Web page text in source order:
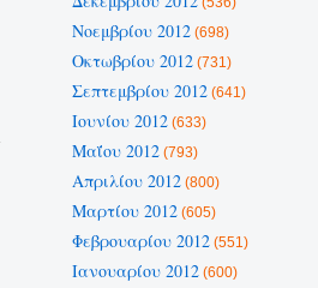
Νοεμβρίου 2012(698)
Οκτωβρίου 2012(731)
Σεπτεμβρίου 2012(641)
Ιουνίου 2012(633)
Μαΐου 2012(793)
Απριλίου 2012(800)
Μαρτίου 2012(605)
Φεβρουαρίου 2012(551)
Ιανουαρίου 2012(600)